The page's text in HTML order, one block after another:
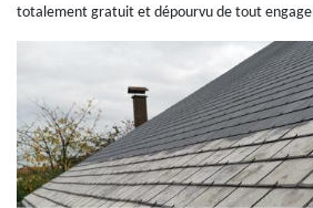
totalement gratuit et dépourvu de tout